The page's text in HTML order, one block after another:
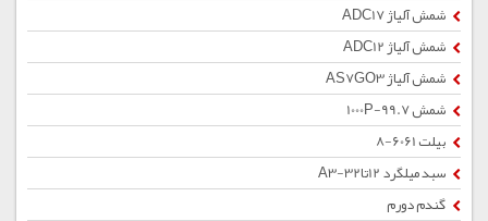
شمش آلیاژ ADC17
شمش آلیاژ ADC12
شمش آلیاژ AS7GO3
شمش 1000P-99.7
بیلت 6061-8
سبد میلگرد 12تا32-A3
گندم دورم